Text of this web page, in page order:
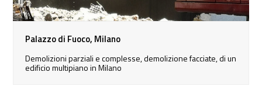
Palazzo di Fuoco, Milano
Demolizioni parziali e complesse, demolizione facciate, di un
edificio multipiano in Milano